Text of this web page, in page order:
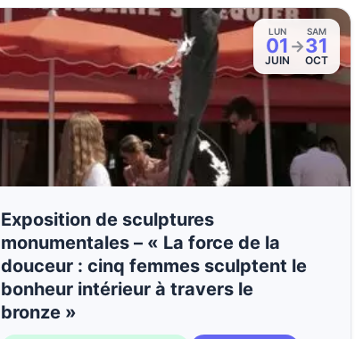
LUN
01
JUIN
→
SAM
31
OCT
Exposition de sculptures
monumentales – « La force de la
douceur : cinq femmes sculptent le
bonheur intérieur à travers le
bronze »